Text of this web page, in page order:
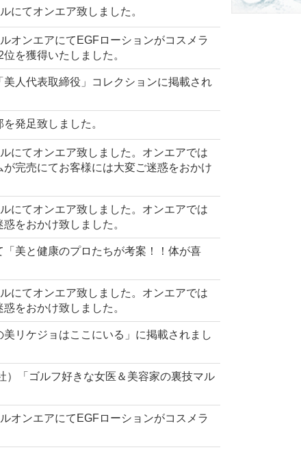
にてオンエア致しました。
オンエアにてEGFローションがコスメラ
を獲得いたしました。
人代表取締役」コレクションに掲載され
発足致しました。
にてオンエア致しました。オンエアでは
完売にてお客様には大変ご迷惑をおかけ
にてオンエア致しました。オンエアでは
をおかけ致しました。
美と健康のプロたちが考案！！体が喜
にてオンエア致しました。オンエアでは
をおかけ致しました。
リケジョはここにいる」に掲載されまし
「ゴルフ好きな女医＆美容家の裏技マル
オンエアにてEGFローションがコスメラ